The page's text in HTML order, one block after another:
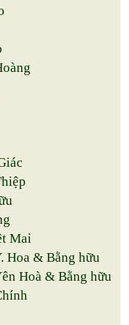
Mai
Hoa & Bằng hữu
Hoà & Bằng hữu